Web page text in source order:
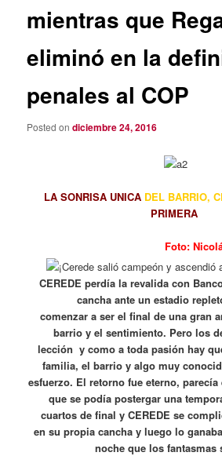
mientras que
eliminó en la
penales al COP
Posted ondiciembre 24, 2016
LA SONRISA UNICA DEL BARRIO,
PRIMERA
Foto:
CEREDE perdía la revalida con
cancha ante un estadio
comenzar a ser el final de una gran
barrio y el sentimiento. Pero los
lección y como a toda pasión hay
familia, el barrio y algo muy
esfuerzo. El retorno fue eterno,
que se podía postergar una
cuartos de final y CEREDE se
en su propia cancha y luego lo
noche que los